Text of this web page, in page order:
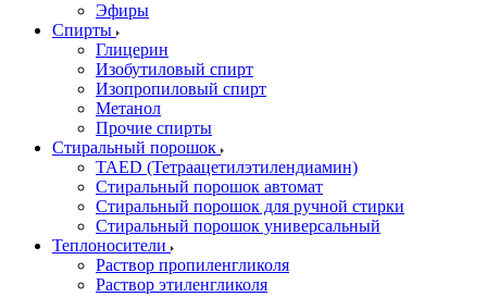
Эфиры
Спирты
Глицерин
Изобутиловый спирт
Изопропиловый спирт
Метанол
Прочие спирты
Стиральный порошок
TAED (Тетраацетилэтилендиамин)
Стиральный порошок автомат
Стиральный порошок для ручной стирки
Стиральный порошок универсальный
Теплоносители
Раствор пропиленгликоля
Раствор этиленгликоля